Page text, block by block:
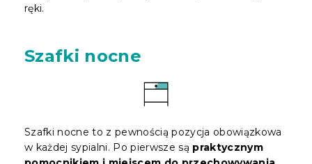
ręki.
Szafki nocne
Szafki nocne to z pewnością pozycja obowiązkowa
w każdej sypialni. Po pierwsze są praktycznym